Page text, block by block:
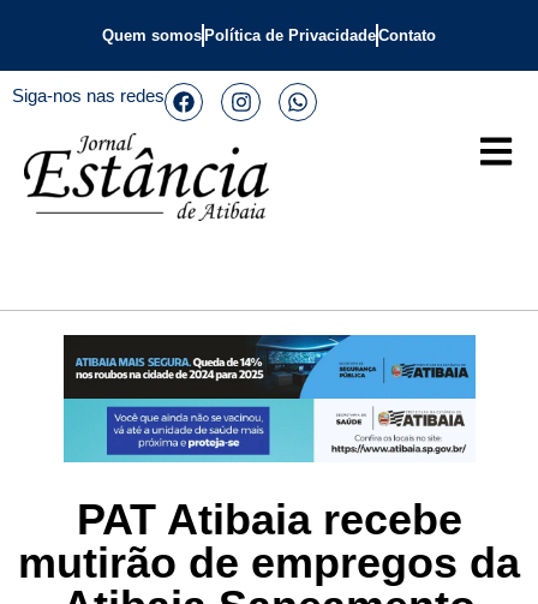
Quem somos Política de PrivacidadeContato
Siga-nos nas redes
PAT Atibaia recebe
mutirão de empregos da